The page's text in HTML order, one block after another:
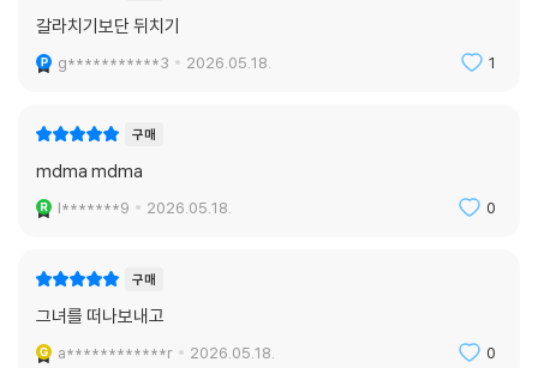
갈라치기보단 뒤치기
g***********3 2026.05.18. 1
구매
mdma mdma
l*******9 2026.05.18. 0
구매
그녀를 떠나보내고
a************r 2026.05.18. 0